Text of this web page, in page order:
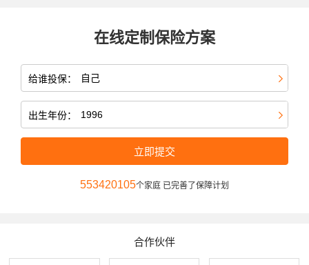
在线定制保险方案
给谁投保：
出生年份：
立即提交
553420105个家庭 已完善了保障计划
合作伙伴